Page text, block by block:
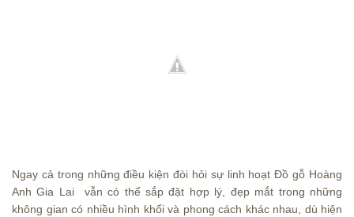
Ngay cả trong những điều kiện đòi hỏi sự linh hoạt Đồ gỗ Hoàng
Anh Gia Lai vẫn có thể sắp đặt hợp lý, đẹp mắt trong những
không gian có nhiều hình khối và phong cách khác nhau, dù hiện